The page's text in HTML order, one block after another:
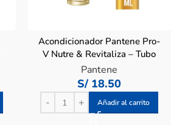
Acondicionador Pantene Pro-
V Nutre & Revitaliza – Tubo
250 ML
Pantene
S/ 18.50
Añadir al carrito